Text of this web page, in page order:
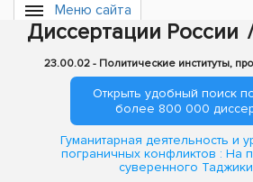
Меню сайта
Диссертации России
23.00.02 - Политические институты,
Открыть удобный поиск
более 800 000
Гуманитарная деятельность и
пограничных конфликтов : На
суверенного